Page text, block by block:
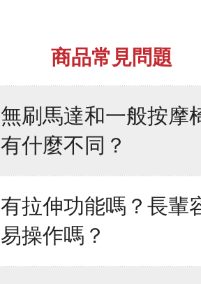
商品常見問題
無刷馬達和一般按摩
有什麼不同？
有拉伸功能嗎？長輩
易操作嗎？